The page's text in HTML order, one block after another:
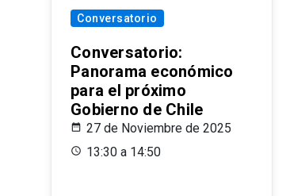
Conversatorio
Conversatorio:
Panorama económico
para el próximo
Gobierno de Chile
27 de Noviembre de 2025
13:30 a 14:50